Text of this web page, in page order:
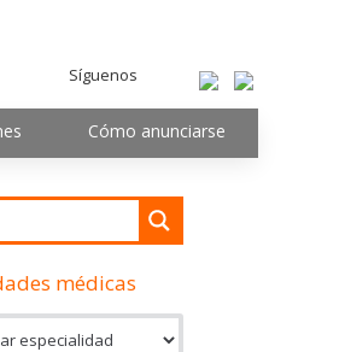
Síguenos
Cómo anunciarse
médicas